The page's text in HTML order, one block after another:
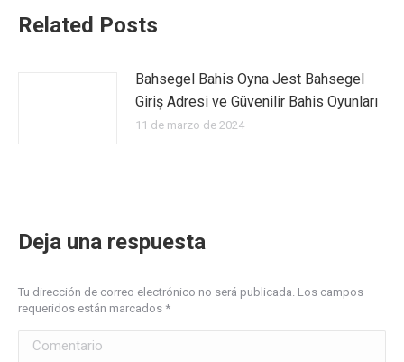
Related Posts
Bahsegel Bahis Oyna Jest Bahsegel
Giriş Adresi ve Güvenilir Bahis Oyunları
11 de marzo de 2024
Deja una respuesta
Tu dirección de correo electrónico no será publicada. Los campos
requeridos están marcados *
Comentario